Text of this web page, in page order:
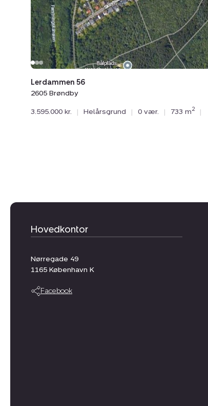
Lerdammen 56
2605 Brøndby
3.595.000 kr. | Helårsgrund | 0 vær. | 733 m2 |
Hovedkontor
Nørregade 49
1165 København K
Facebook